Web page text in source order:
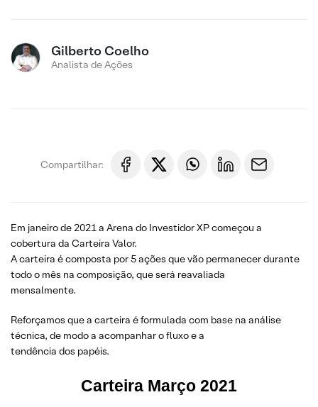
Gilberto Coelho
Analista de Ações
Compartilhar:
Em janeiro de 2021 a Arena do Investidor XP começou a
cobertura da Carteira Valor.
A carteira é composta por 5 ações que vão permanecer durante
todo o mês na composição, que será reavaliada
mensalmente.
Reforçamos que a carteira é formulada com base na análise
técnica, de modo a acompanhar o fluxo e a
tendência dos papéis.
Carteira Março 2021